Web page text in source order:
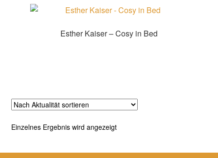
Esther Kaiser – Cosy in Bed
Einzelnes Ergebnis wird angezeigt